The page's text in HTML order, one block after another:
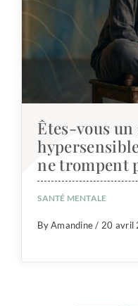
Êtes-vous un
ne trompent
SANTÉ MENTALE
By Amandine / 20 avril